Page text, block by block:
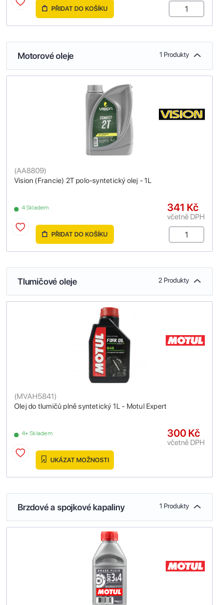
PŘIDAT DO KOŠÍKU
Motorové oleje 1 Produkty
Vision (Francie) 2T polo-syntetický olej - 1L
(AA8809)
4 Skladem 341 Kč
včetně DPH
PŘIDAT DO KOŠÍKU
Tlumičové oleje 2 Produkty
Olej do tlumičů plně syntetický 1L - Motul Expert
(MVAH5841)
4+ Skladem 300 Kč
včetně DPH
UKÁZAT MOŽNOSTI
Brzdové a spojkové kapaliny 1 Produkty